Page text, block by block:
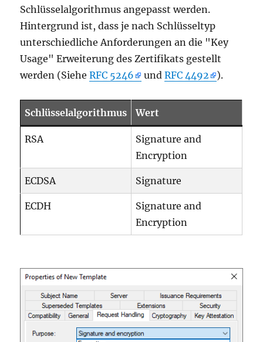
Schlüsselalgorithmus angepasst werden.
Hintergrund ist, dass je nach Schlüsseltyp
unterschiedliche Anforderungen an die "Key
Usage" Erweiterung des Zertifikats gestellt
werden (SieheRFC 5246 undRFC 4492 ).
Schlüsselalgorithmus Wert
RSA
Signature and
Encryption
ECDSA Signature
ECDH
Signature and
Encryption